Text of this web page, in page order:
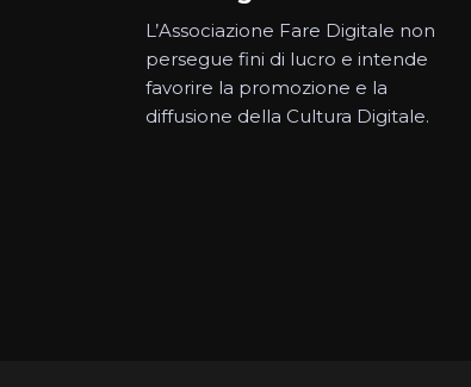
L’Associazione Fare Digitale non
persegue fini di lucro e intende
favorire la promozione e la
diffusione della Cultura Digitale.